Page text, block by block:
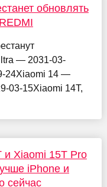
обновлять
— 2031-03-
24Xiaomi 14 —
03-15Xiaomi 14T,
Xiaomi 15T Pro
iPhone и
сейчас